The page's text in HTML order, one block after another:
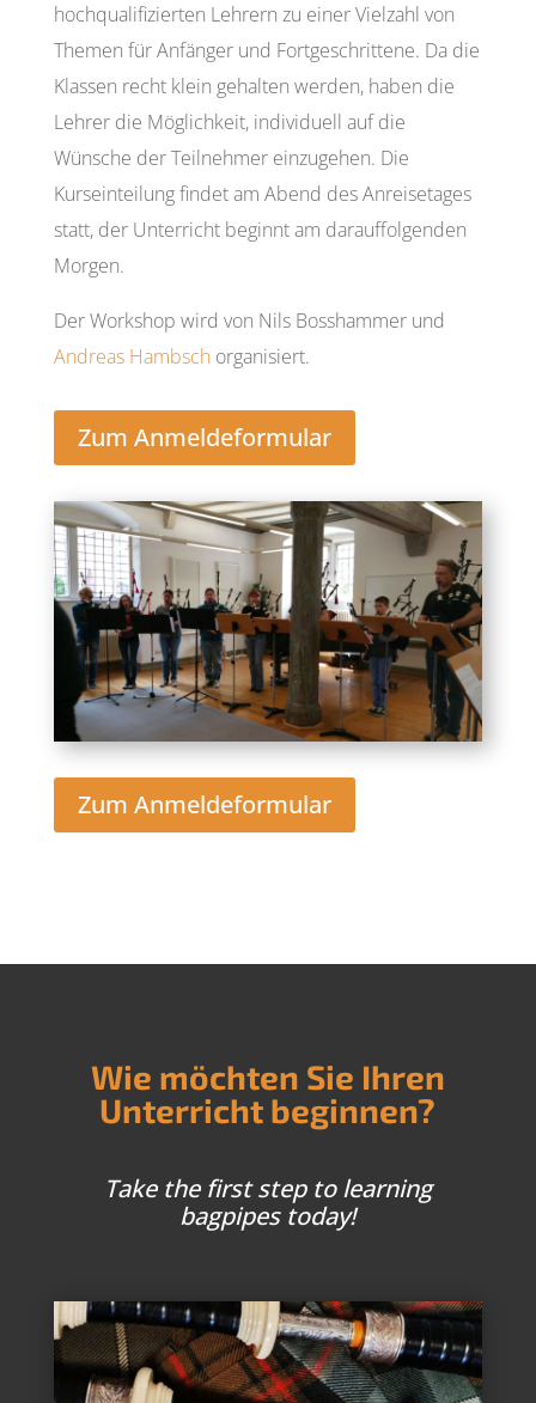
hochqualifizierten Lehrern zu einer Vielzahl von
Themen für Anfänger und Fortgeschrittene. Da die
Klassen recht klein gehalten werden, haben die
Lehrer die Möglichkeit, individuell auf die
Wünsche der Teilnehmer einzugehen. Die
Kurseinteilung findet am Abend des Anreisetages
statt, der Unterricht beginnt am darauffolgenden
Morgen.
Der Workshop wird von Nils Bosshammer und
Andreas Hambsch organisiert.
Zum Anmeldeformular
Zum Anmeldeformular
Wie möchten Sie Ihren
Unterricht beginnen?
Take the first step to learning
bagpipes today!